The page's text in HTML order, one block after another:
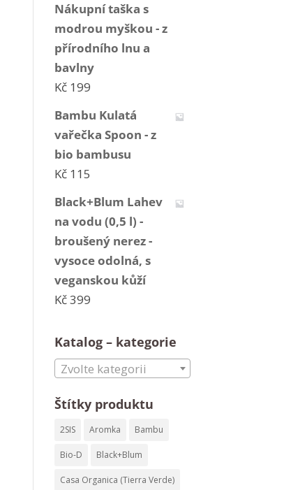
Nákupní taška s
modrou myškou - z
přírodního lnu a
bavlny
Kč 199
Bambu Kulatá
vařečka Spoon - z
bio bambusu
Kč 115
Black+Blum Lahev
na vodu (0,5 l) -
broušený nerez -
vysoce odolná, s
veganskou kůží
Kč399
Katalog – kategorie
Zvolte kategorii
Štítky produktu
2SIS Aromka Bambu
Bio-D Black+Blum
Casa Organica (Tierra Verde)